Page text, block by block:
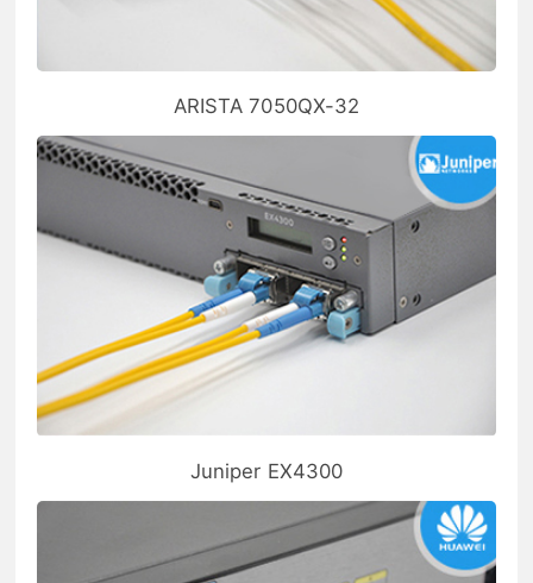
ARISTA 7050QX-32
Juniper EX4300